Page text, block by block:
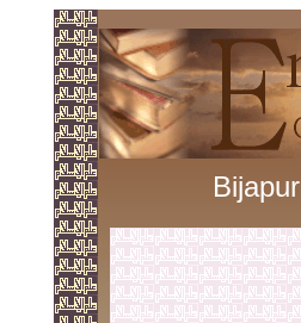
Bijapur